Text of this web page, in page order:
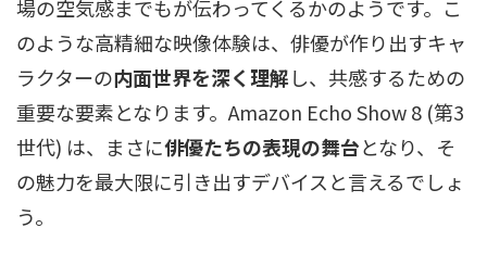
場の空気感までもが伝わってくるかのようです。こ
のような高精細な映像体験は、俳優が作り出すキャ
ラクターの内面世界を深く理解し、共感するための
重要な要素となります。Amazon Echo Show 8 (第3
世代) は、まさに俳優たちの表現の舞台となり、そ
の魅力を最大限に引き出すデバイスと言えるでしょ
う。